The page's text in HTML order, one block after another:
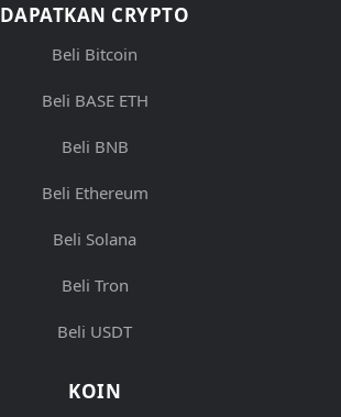
DAPATKAN CRYPTO
Beli Bitcoin
Beli BASE ETH
Beli BNB
Beli Ethereum
Beli Solana
Beli Tron
Beli USDT
KOIN